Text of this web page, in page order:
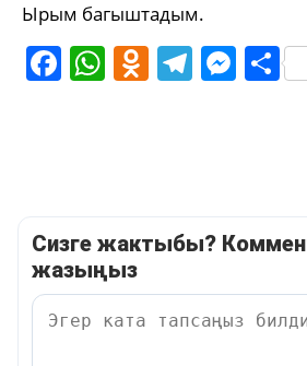
Ырым багыштадым.
Facebook
WhatsApp
Сизге жактыбы?
жазыңыз